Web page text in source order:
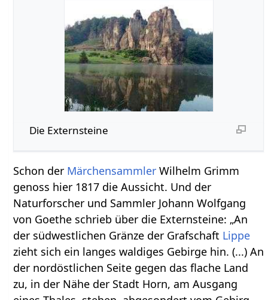
Die Externsteine
Schon der Märchensammler Wilhelm Grimm
genoss hier 1817 die Aussicht. Und der
Naturforscher und Sammler Johann Wolfgang
von Goethe schrieb über die Externsteine: „An
der südwestlichen Gränze der Grafschaft Lippe
zieht sich ein langes waldiges Gebirge hin. (...) An
der nordöstlichen Seite gegen das flache Land
zu, in der Nähe der Stadt Horn, am Ausgang